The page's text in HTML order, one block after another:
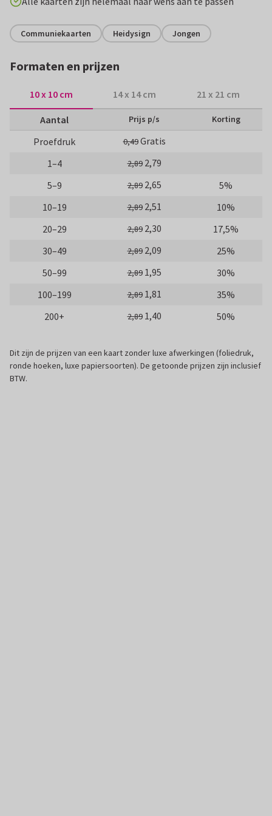
Communiekaarten Heidysign Jongen
Formaten en prijzen
10 x 10 cm 14 x 14 cm 21 x 21 cm
Aantal Prijs p/s Korting
Proefdruk 0,49Gratis
1–4
2,89 2,79
5–9
2,89 2,65
5%
10–19
2,89 2,51
10%
20–29
2,89 2,30
17,5%
30–49
2,89 2,09
25%
50–99
2,89 1,95
30%
100–199
2,89 1,81
35%
200+
2,89 1,40 50%
Dit zijn de prijzen van een kaart zonder luxe afwerkingen (foliedruk,
ronde hoeken, luxe papiersoorten). De getoonde prijzen zijn inclusief
BTW.